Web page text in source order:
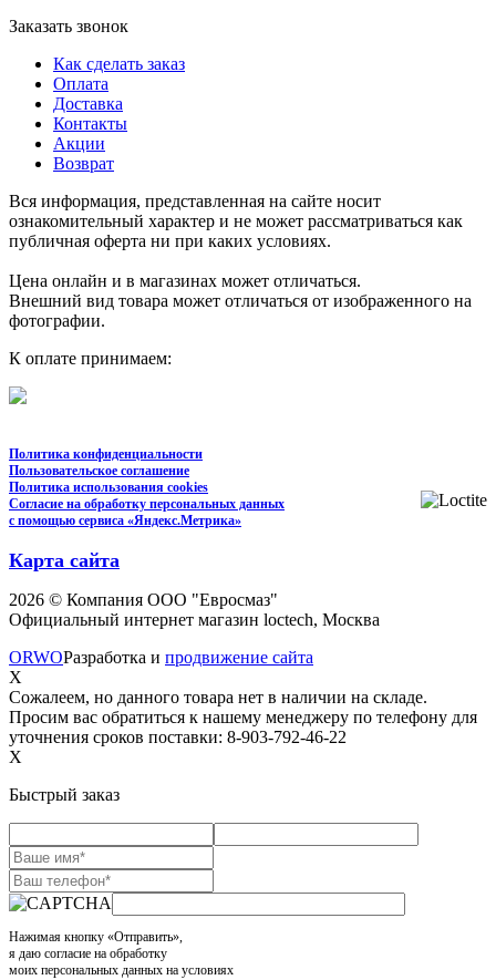
Заказать звонок
Как сделать заказ
Оплата
Доставка
Контакты
Акции
Возврат
Вся информация, представленная на сайте носит
ознакомительный характер и не может рассматриваться как
публичная оферта ни при каких условиях.
Цена онлайн и в магазинах может отличаться.
Внешний вид товара может отличаться от изображенного на
фотографии.
К оплате принимаем:
Политика конфиденциальности
Пользовательское соглашение
Политика использования cookies
Согласие на обработку персональных данных
с помощью сервиса «Яндекс.Метрика»
Карта сайта
2026 © Компания ООО "Евросмаз"
Официальный интернет магазин loctech, Москва
ORWOРазработка и продвижение сайта
X
Сожалеем, но данного товара нет в наличии на складе.
Просим вас обратиться к нашему менеджеру по телефону для
уточнения сроков поставки: 8-903-792-46-22
X
Быстрый заказ
Нажимая кнопку «Отправить»,
я даю согласие на обработку
моих персональных данных на условиях